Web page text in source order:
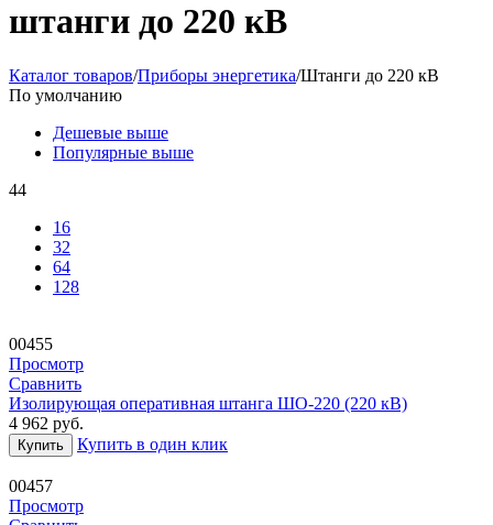
штанги до 220 кВ
Каталог товаров/Приборы энергетика/Штанги до 220 кВ
По умолчанию
Дешевые выше
Популярные выше
44
16
32
64
128
00455
Просмотр
Сравнить
Изолирующая оперативная штанга ШО-220 (220 кВ)
4 962 руб.
Купить Купить в один клик
00457
Просмотр